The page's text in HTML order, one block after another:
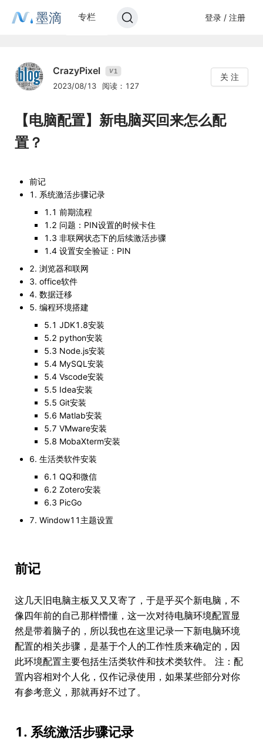
墨滴 专栏 登录 / 注册
CrazyPixel V1
2023/08/13 阅读：127
关 注
【电脑配置】新电脑买回来怎么配
置？
前记
1. 系统激活步骤记录
1.1 前期流程
1.2 问题：PIN设置的时候卡住
1.3 非联网状态下的后续激活步骤
1.4 设置安全验证：PIN
2. 浏览器和联网
3. office软件
4. 数据迁移
5. 编程环境搭建
5.1 JDK1.8安装
5.2 python安装
5.3 Node.js安装
5.4 MySQL安装
5.4 Vscode安装
5.5 Idea安装
5.5 Git安装
5.6 Matlab安装
5.7 VMware安装
5.8 MobaXterm安装
6. 生活类软件安装
6.1 QQ和微信
6.2 Zotero安装
6.3 PicGo
7. Window11主题设置
前记
这几天旧电脑主板又又又寄了，于是乎买个新电脑，不
像四年前的自己那样懵懂，这一次对待电脑环境配置显
然是带着脑子的，所以我也在这里记录一下新电脑环境
配置的相关步骤，是基于个人的工作性质来确定的，因
此环境配置主要包括生活类软件和技术类软件。 注：配
置内容相对个人化，仅作记录使用，如果某些部分对你
有参考意义，那就再好不过了。
1. 系统激活步骤记录